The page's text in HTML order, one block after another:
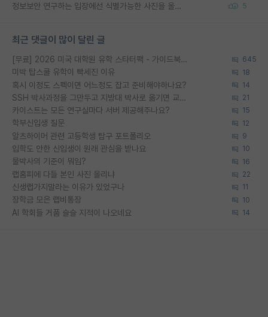
정보보안 연구하는 입장에선 식별가능한 사진을 올리는건 비추이긴함 5
최근 댓글이 많이 달린 글
[무료] 2026 미국 대학원 유학 스타터팩 - 가이드북 & 합격자 컨택메일 템플릿 645
미박 탑스쿨 유학이 빡세진 이유 18
혹시 이정도 스펙이면 어느정도 잡고 준비해야하나요? 14
SSH 박사과정을 그만두고 지방대 박사로 옮기면 교수의 꿈은 끝일까요? 21
카이스트는 모든 연구실마다 서버 제공해주나요? 15
학부신입생 질문 12
알츠하이머 관련 고등학생 탐구 포트폴리오 9
입학도 안한 신입생이 원래 관심을 받나요 10
물박사의 기준이 뭐임? 16
랩홈피에 다들 본인 사진 올리냐 22
신생랩가지말라는 이유가 있었구나 11
장학금 모은 랩비통장 10
AI 학회들 거품 슬슬 지적이 나오네요 14